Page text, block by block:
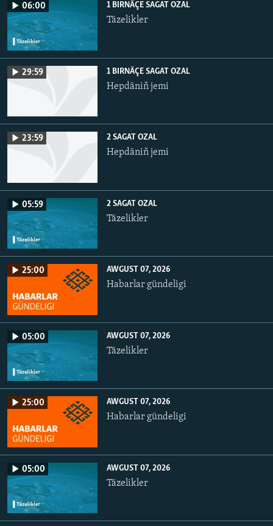
06:00 1 BIRNÄÇE SAGAT OZAL
Täzelikler
29:59 1 BIRNÄÇE SAGAT OZAL
Hepdäniň jemi
23:59 2 SAGAT OZAL
Hepdäniň jemi
05:59 2 SAGAT OZAL
Täzelikler
25:00 AWGUST 07, 2026
Habarlar gündeligi
05:00 AWGUST 07, 2026
Täzelikler
25:00 AWGUST 07, 2026
Habarlar gündeligi
05:00 AWGUST 07, 2026
Täzelikler